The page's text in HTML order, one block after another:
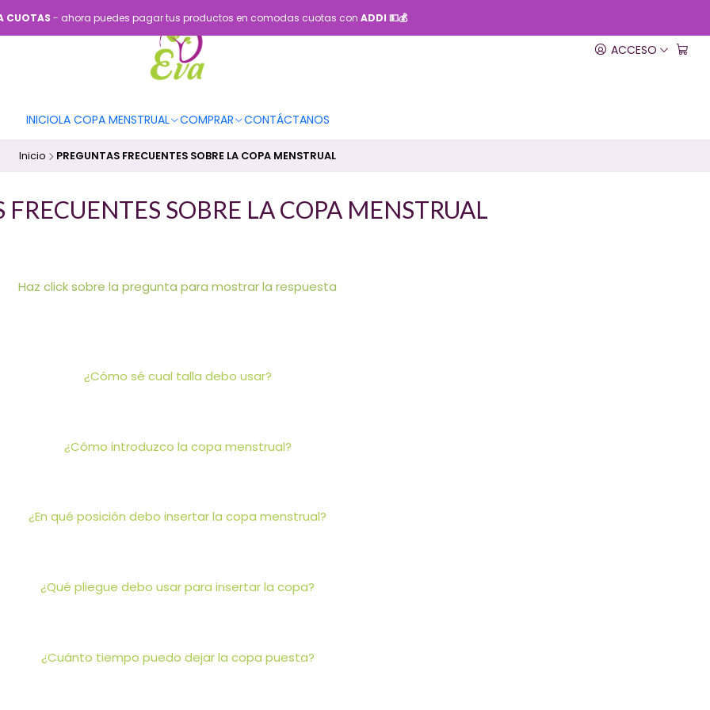
ACCESO
INICIOLA COPA MENSTRUAL COMPRAR CONTÁCTANOS
CUOTAS - ahora puedes pagar tus productos en comodas cuotas con ADDI 💵💰
Inicio PREGUNTAS FRECUENTES SOBRE LA COPA MENSTRUAL
FRECUENTES SOBRE LA COPA MENSTRUAL
Haz click sobre la pregunta para mostrar la respuesta
¿Cómo sé cual talla debo usar?
¿Cómo introduzco la copa menstrual?
¿En qué posición debo insertar la copa menstrual?
¿Qué pliegue debo usar para insertar la copa?
¿Cuánto tiempo puedo dejar la copa puesta?